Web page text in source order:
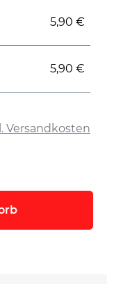
Versandkosten
5,90 €
5,90 €